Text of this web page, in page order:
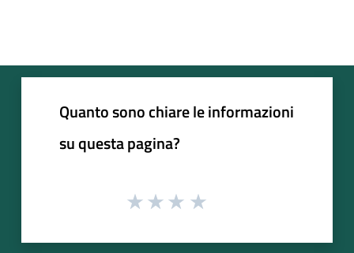
Quanto sono chiare le informazioni
su questa pagina?